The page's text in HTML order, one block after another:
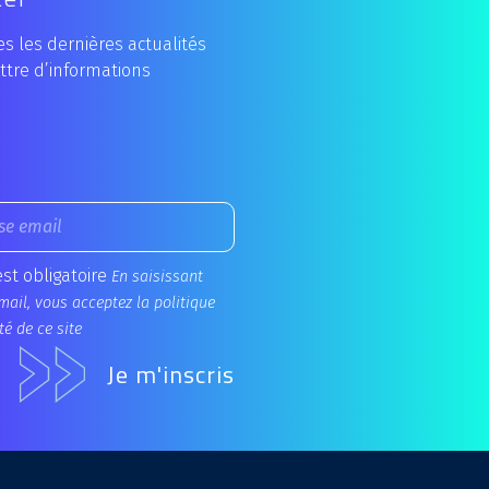
les dernières actualités
d’informations
obligatoire En saisissant
vous acceptez la politique
de ce site